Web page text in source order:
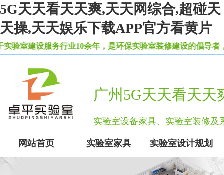
5G天天看天天爽,天天网综合,超碰天
天操,天天娱乐下载APP官方看黄片
务行业10余年，是环保实验室装修建设的倡导者，自主
广州5G天天看天
实验室设备家具、实验室装修
网站首页 实验室家具 实验室设计规划